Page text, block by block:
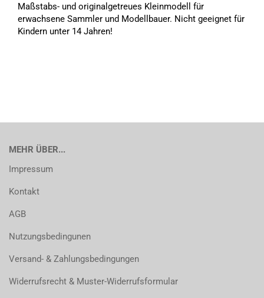
Maßstabs- und originalgetreues Kleinmodell für
erwachsene Sammler und Modellbauer. Nicht geeignet für
Kindern unter 14 Jahren!
MEHR ÜBER...
Impressum
Kontakt
AGB
Nutzungsbedingunen
Versand- & Zahlungsbedingungen
Widerrufsrecht & Muster-Widerrufsformular